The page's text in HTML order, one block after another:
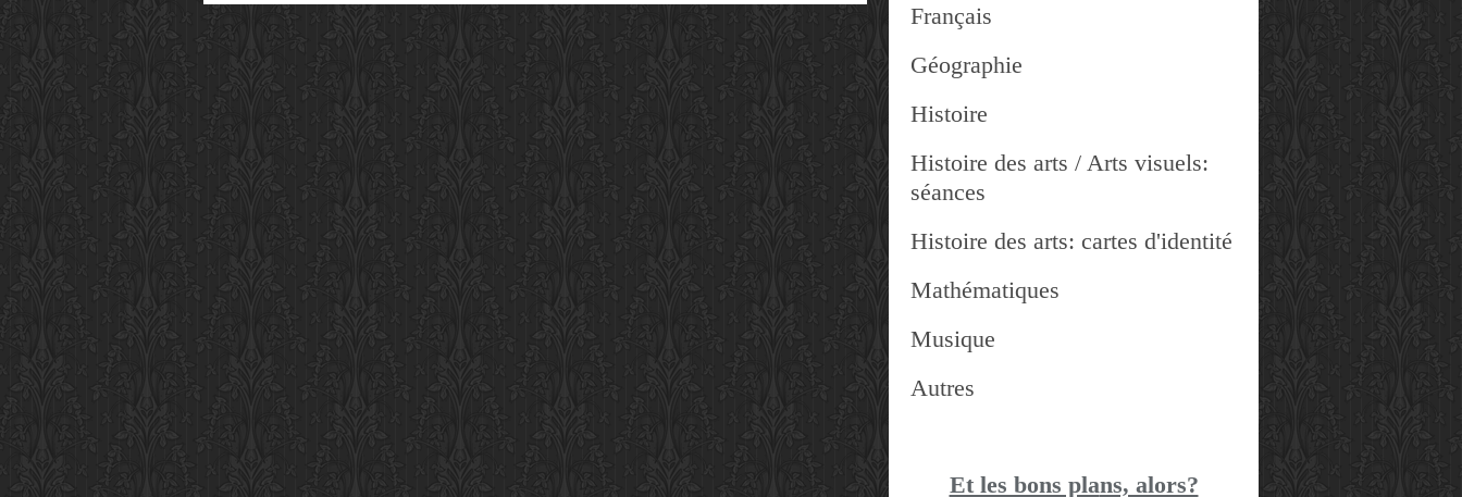
Français
Géographie
Histoire
Histoire des arts / Arts visuels:
séances
Histoire des arts: cartes d'identité
Mathématiques
Musique
Autres
Et les bons plans, alors?